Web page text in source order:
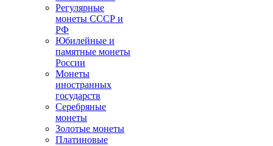
Регулярные
монеты СССР и
РФ
Юбилейные и
памятные монеты
России
Монеты
иностранных
государств
Серебряные
монеты
Золотые монеты
Платиновые